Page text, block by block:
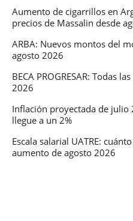
Aumento de cigarrillos en
precios de Massalin desde
ARBA: Nuevos montos del
agosto 2026
BECA PROGRESAR: Todas
2026
Inflación proyectada de
llegue a un 2%
Escala salarial UATRE:
aumento de agosto 2026